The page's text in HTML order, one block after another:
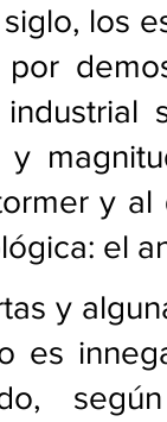
los
y
el
y
es